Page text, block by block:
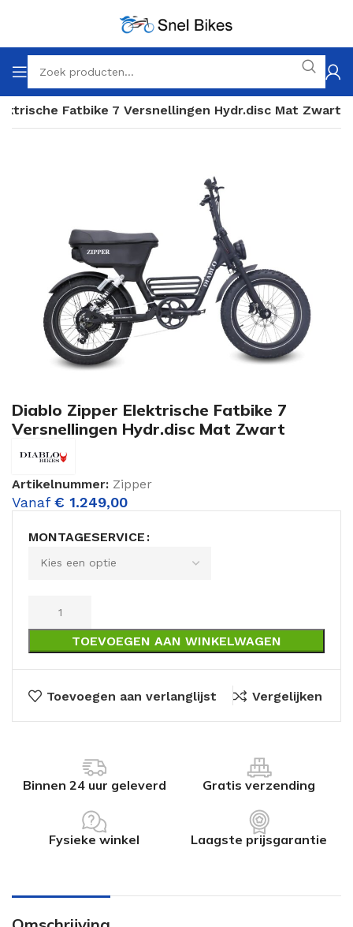
Fatbike 7 Versnellingen Hydr.disc Mat Zwart
Diablo Zipper Elektrische Fatbike 7
Versnellingen Hydr.disc Mat Zwart
Artikelnummer: Zipper
Vanaf € 1.249,00
MONTAGESERVICE
TOEVOEGEN AAN WINKELWAGEN
Toevoegen aan verlanglijst Vergelijken
Binnen 24 uur geleverd Gratis verzending
Fysieke winkel Laagste prijsgarantie